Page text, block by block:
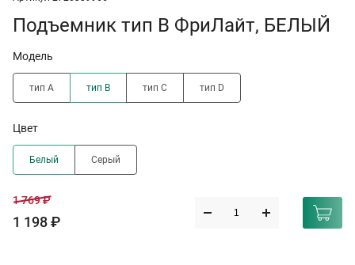
Подъемник тип B ФриЛайт, БЕЛЫЙ
Модель
тип A тип B тип C тип D
Цвет
Белый Серый
1 769 ₽
1 198 ₽